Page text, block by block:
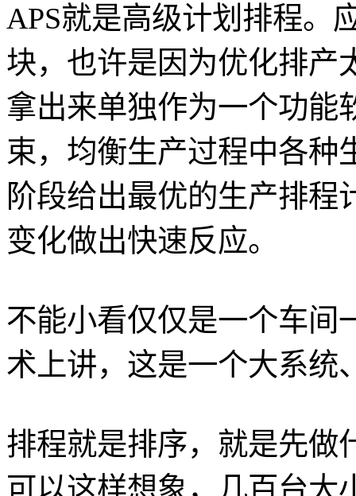
APS就是高级计划排程。
块，也许是因为优化排产
拿出来单独作为一个功能
束，均衡生产过程中各种
阶段给出最优的生产排程
变化做出快速反应。
不能小看仅仅是一个车间
术上讲，这是一个大系统
排程就是排序，就是先做
可以这样想象，几百台大